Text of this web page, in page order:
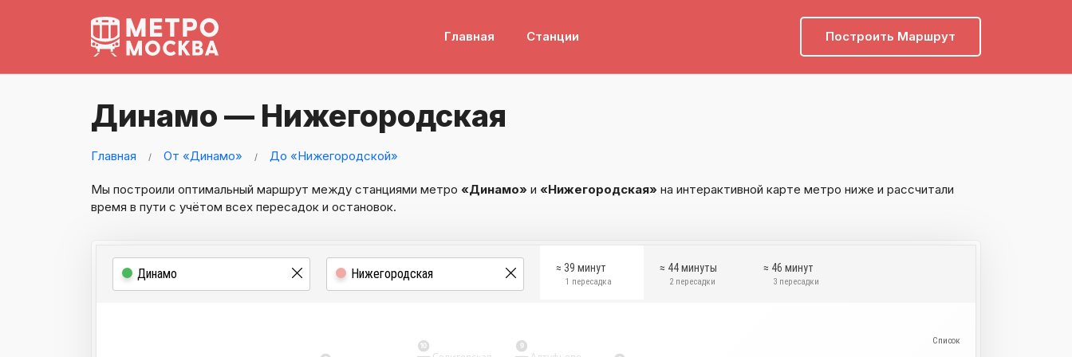
Главная Станции Построить Маршрут
Динамо — Нижегородская
Главная От «Динамо» До «Нижегородской»
Мы построили оптимальный маршрут между станциями метро «Динамо» и «Нижегородская» на интерактивной карте метро ниже и рассчитали
время в пути с учётом всех пересадок и остановок.
≈ 39 минут
1 пересадка
≈ 44 минуты
2 пересадки
≈ 46 минут
3 пересадки
9
10